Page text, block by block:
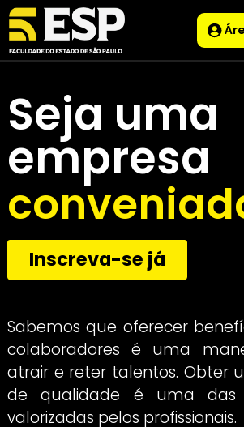
Seja uma
empresa
Inscreva-se já
Sabemos que oferecer
colaboradores é uma
atrair e reter talentos.